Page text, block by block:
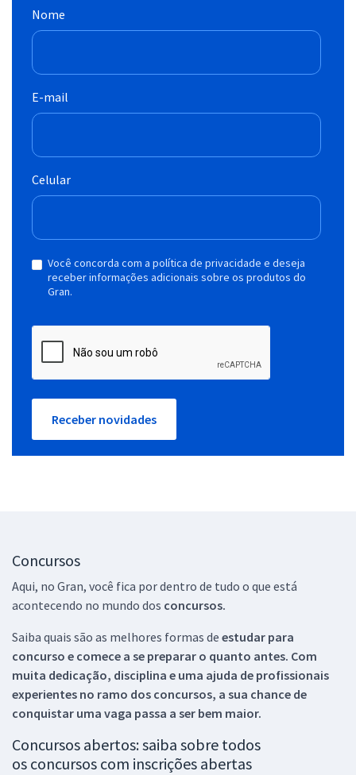
Nome
E-mail
Celular
Você concorda com a política de privacidade e deseja
receber informações adicionais sobre os produtos do
Gran.
Receber novidades
Concursos
Aqui, no Gran, você fica por dentro de tudo o que está
acontecendo no mundo dos concursos.
Saiba quais são as melhores formas de estudar para
concurso e comece a se preparar o quanto antes. Com
muita dedicação, disciplina e uma ajuda de profissionais
experientes no ramo dos concursos, a sua chance de
conquistar uma vaga passa a ser bem maior.
Concursos abertos: saiba sobre todos
os concursos com inscrições abertas